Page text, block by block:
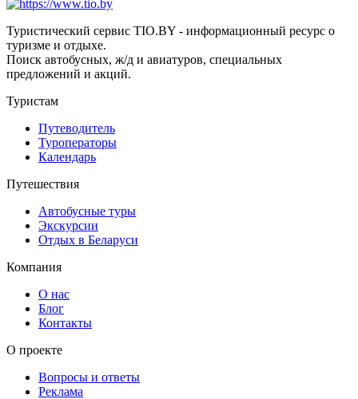
Туристический сервис TIO.BY - информационный ресурс о
туризме и отдыхе.
Поиск автобусных, ж/д и авиатуров, специальных
предложений и акций.
Туристам
Путеводитель
Туроператоры
Календарь
Путешествия
Автобусные туры
Экскурсии
Отдых в Беларуси
Компания
О нас
Блог
Контакты
О проекте
Вопросы и ответы
Реклама